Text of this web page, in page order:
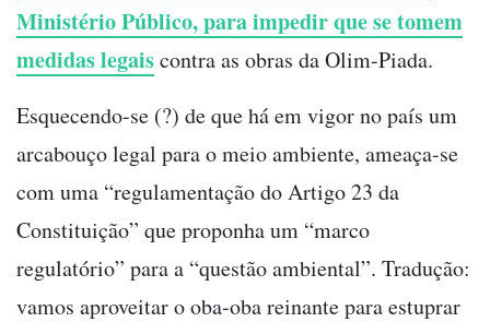
Ministério Público, para impedir que se tomem
medidas legaiscontra as obras da Olim-Piada.
Esquecendo-se (?) de que há em vigor no país um
arcabouço legal para o meio ambiente, ameaça-se
com uma “regulamentação do Artigo 23 da
Constituição” que proponha um “marco
regulatório” para a “questão ambiental”. Tradução:
vamos aproveitar o oba-oba reinante para estuprar